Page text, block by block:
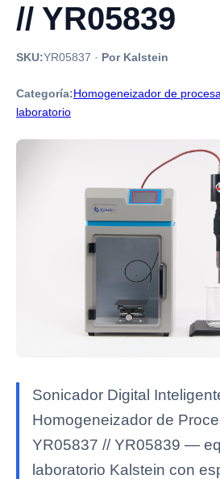
// YR05839
SKU:YR05837 · Por Kalstein
Categoría:Homogeneizador de
laboratorio
Sonicador Digital
Homogeneizador de
YR05837 // YR05839 —
laboratorio Kalstein con